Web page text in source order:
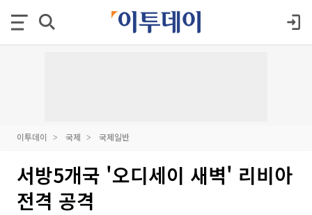
이투데이 국제 국제일반
서방5개국 '오디세이 새벽' 리비아
전격 공격